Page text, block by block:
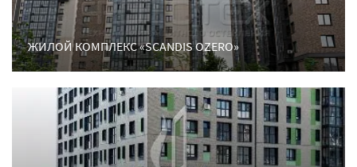
ЖИЛОЙ КОМПЛЕКС «SCANDIS OZERO»